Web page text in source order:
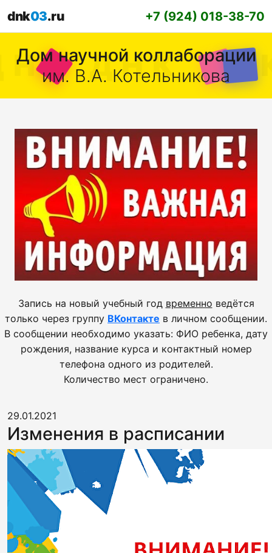
dnk03.ru +7 (924) 018-38-70
Дом научной коллаборации
им. В.А. Котельникова
Запись на новый учебный год временно ведётся
только через группу ВКонтакте в личном сообщении.
В сообщении необходимо указать: ФИО ребенка, дату
рождения, название курса и контактный номер
телефона одного из родителей.
Количество мест ограничено.
29.01.2021
Изменения в расписании